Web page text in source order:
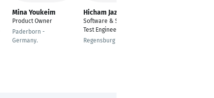
Mina Youkeim
Product Owner
Paderborn -
Germany.
Hicham Jazouli
Software & System
Test Engineer
Regensburg